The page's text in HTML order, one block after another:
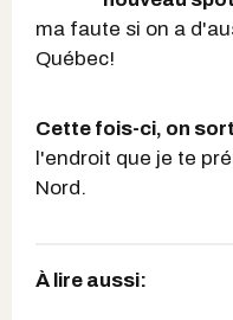
ma faute si on a
Québec!
Cette fois-ci, on
l'endroit que je te
Nord.
À lire aussi: